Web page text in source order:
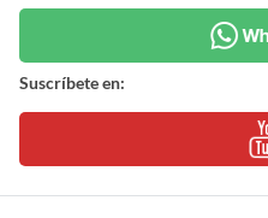
Suscríbete en: